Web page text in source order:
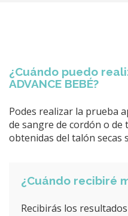
¿Cuándo puedo
ADVANCE BEBÉ?
Podes realizar la prueba
de sangre de cordón o de
obtenidas del talón secas
¿Cuándo recibiré
Recibirás los